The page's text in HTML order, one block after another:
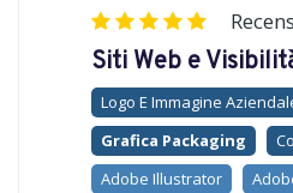
Siti Web e
Logo E Immagine
Grafica Packaging
Adobe Illustrator